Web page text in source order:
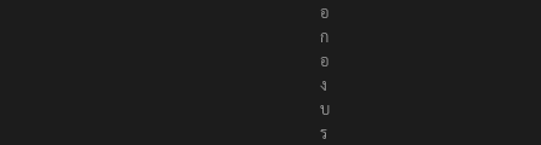
อ
ก
อ
ง
บ
ร